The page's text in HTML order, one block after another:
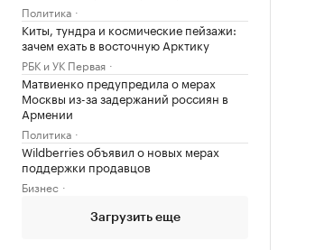
Политика
Киты, тундра и космические пейзажи:
зачем ехать в восточную Арктику
РБК и УК Первая
Матвиенко предупредила о мерах
Москвы из-за задержаний россиян в
Армении
Политика
Wildberries объявил о новых мерах
поддержки продавцов
Бизнес
Загрузить еще